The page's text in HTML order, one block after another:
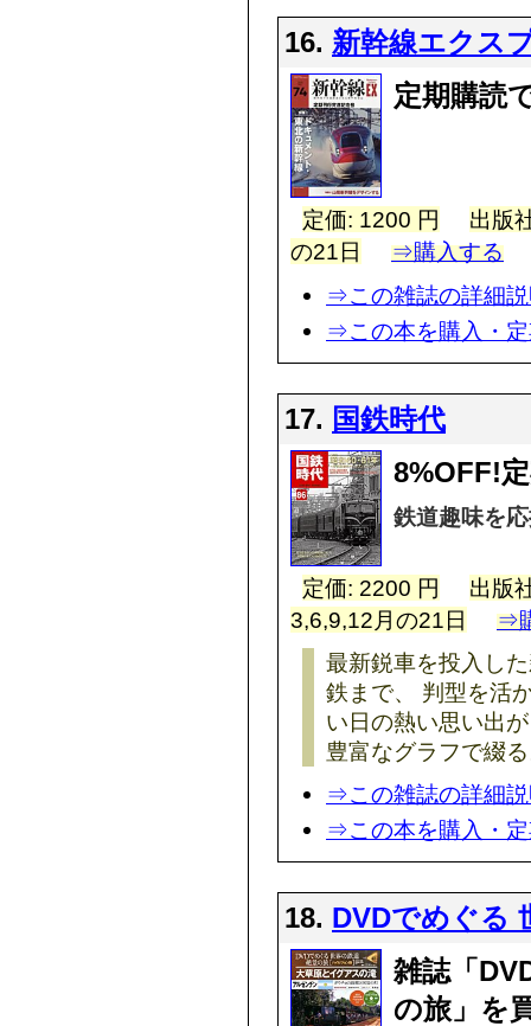
16. 新幹線エクス
定期購読
定価: 1200 円
出版
の21日
⇒購入する
⇒この雑誌の詳細
⇒この本を購入・
17. 国鉄時代
8%OFF!
鉄道趣味を
定価: 2200 円
出版
3,6,9,12月の21日
⇒
最新鋭車を投入し
鉄まで、 判型を活
い日の熱い思い出
豊富なグラフで綴
⇒この雑誌の詳細
⇒この本を購入・
18. DVDでめぐる
雑誌「
の旅」を